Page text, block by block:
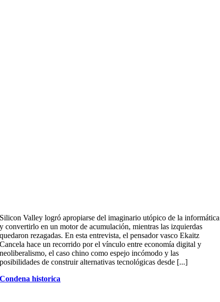
Silicon Valley logró apropiarse del imaginario utópico de la informática
y convertirlo en un motor de acumulación, mientras las izquierdas
quedaron rezagadas. En esta entrevista, el pensador vasco Ekaitz
Cancela hace un recorrido por el vínculo entre economía digital y
neoliberalismo, el caso chino como espejo incómodo y las
posibilidades de construir alternativas tecnológicas desde [...]
Condena historica